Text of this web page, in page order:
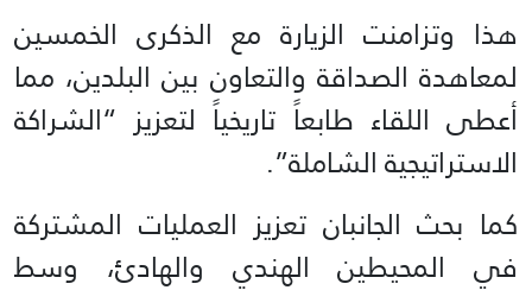
هذا وتزامنت الزيارة مع الذكرى الخمسين
لمعاهدة الصداقة والتعاون بين البلدين، مما
أعطى اللقاء طابعاً تاريخياً لتعزيز “الشراكة
الاستراتيجية الشاملة”.
كما بحث الجانبان تعزيز العمليات المشتركة
في المحيطين الهندي والهادئ، وسط